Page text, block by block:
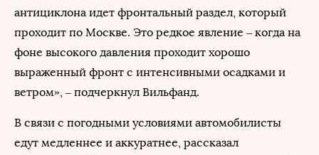
антициклона идет фронтальный раздел, который
проходит по Москве. Это редкое явление – когда на
фоне высокого давления проходит хорошо
выраженный фронт с интенсивными осадками и
ветром», – подчеркнул Вильфанд.
В связи с погодными условиями автомобилисты
едут медленнее и аккуратнее, рассказал